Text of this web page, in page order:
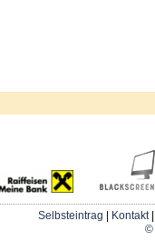
Selbsteintrag Kontakt
©